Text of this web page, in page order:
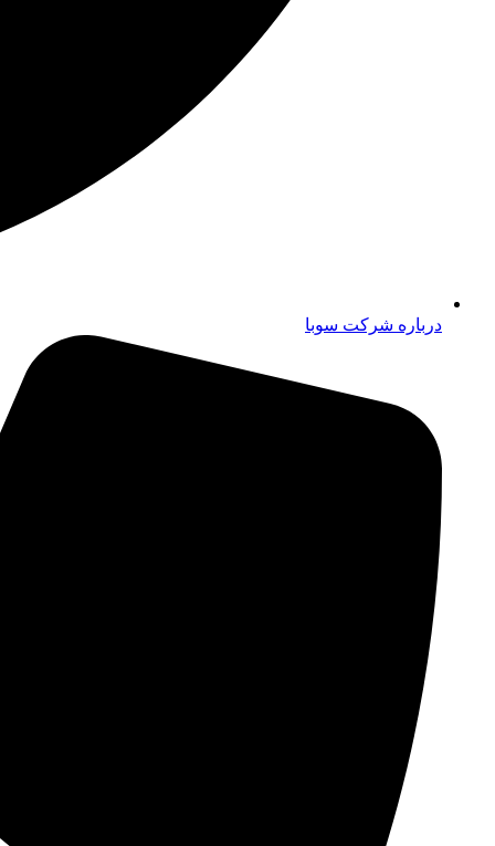
درباره شرکت سوبا